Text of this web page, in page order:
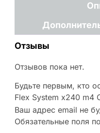
Отзывы
Отзывов пока нет.
Будьте первым, кто
Flex System x240 m4
Ваш адрес email не
Обязательные поля